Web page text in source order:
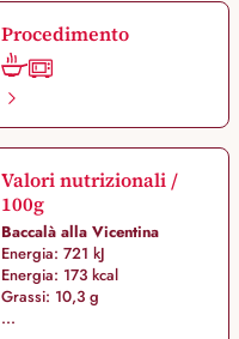
Procedimento
Valori nutrizionali /
100g
Baccalà alla Vicentina
Energia: 721 kJ
Energia: 173 kcal
Grassi: 10,3 g
...